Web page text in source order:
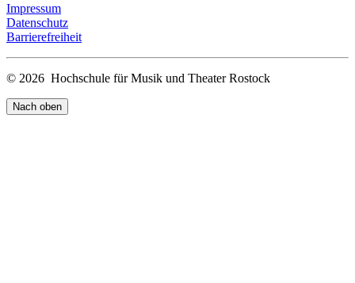
Impressum
Datenschutz
Barrierefreiheit
© 2026 Hochschule für Musik und Theater Rostock
Nach oben